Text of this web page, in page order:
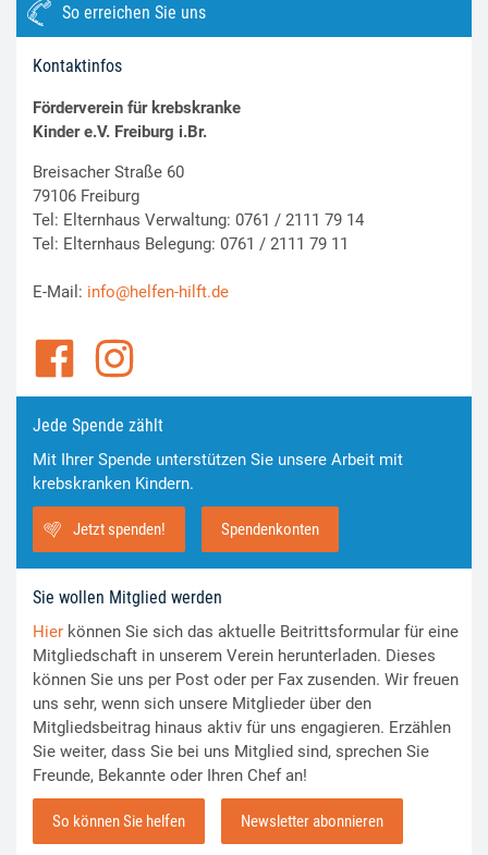
So erreichen Sie uns
Kontaktinfos
Förderverein für krebskranke
Kinder e.V. Freiburg i.Br.
Breisacher Straße 60
79106 Freiburg
Tel: Elternhaus Verwaltung: 0761 / 2111 79 14
Tel: Elternhaus Belegung: 0761 / 2111 79 11
E-Mail: info@helfen-hilft.de
Jede Spende zählt
Mit Ihrer Spende unterstützen Sie unsere Arbeit mit
krebskranken Kindern.
Jetzt spenden! Spendenkonten
Sie wollen Mitglied werden
Hier können Sie sich das aktuelle Beitrittsformular für eine
Mitgliedschaft in unserem Verein herunterladen. Dieses
können Sie uns per Post oder per Fax zusenden. Wir freuen
uns sehr, wenn sich unsere Mitglieder über den
Mitgliedsbeitrag hinaus aktiv für uns engagieren. Erzählen
Sie weiter, dass Sie bei uns Mitglied sind, sprechen Sie
Freunde, Bekannte oder Ihren Chef an!
So können Sie helfen Newsletter abonnieren